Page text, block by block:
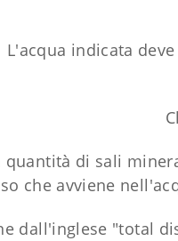
L'acqua indicata
quantità di sali
che avviene
dall'inglese "total